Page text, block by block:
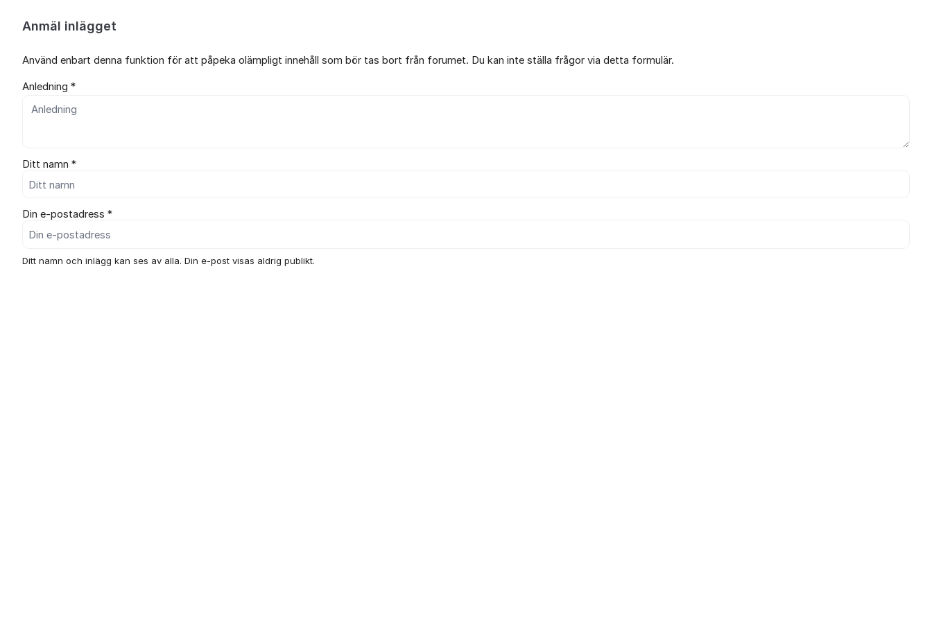
Anmäl inlägget
Använd enbart denna funktion för att påpeka olämpligt innehåll som bör tas bort från forumet. Du kan inte ställa frågor via detta formulär.
Anledning *
Ditt namn *
Din e-postadress *
Ditt namn och inlägg kan ses av alla. Din e-post visas aldrig publikt.